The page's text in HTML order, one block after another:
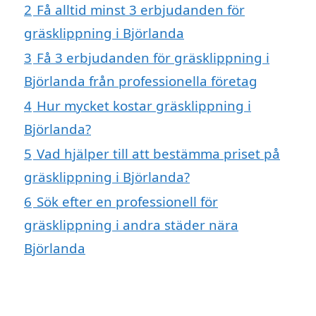
2 Få alltid minst 3 erbjudanden för
gräsklippning i Björlanda
3 Få 3 erbjudanden för gräsklippning i
Björlanda från professionella företag
4 Hur mycket kostar gräsklippning i
Björlanda?
5 Vad hjälper till att bestämma priset på
gräsklippning i Björlanda?
6 Sök efter en professionell för
gräsklippning i andra städer nära
Björlanda